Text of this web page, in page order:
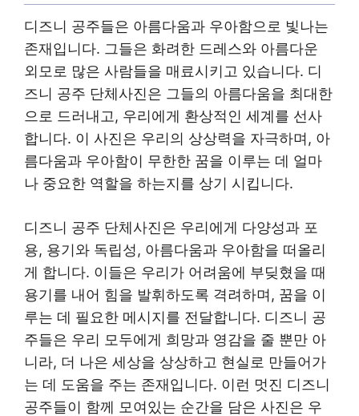
디즈니 공주들은 아름다움과 우아함으로 빛나는
존재입니다. 그들은 화려한 드레스와 아름다운
외모로 많은 사람들을 매료시키고 있습니다. 디
즈니 공주 단체사진은 그들의 아름다움을 최대한
으로 드러내고, 우리에게 환상적인 세계를 선사
합니다. 이 사진은 우리의 상상력을 자극하며, 아
름다움과 우아함이 무한한 꿈을 이루는 데 얼마
나 중요한 역할을 하는지를 상기 시킵니다.
디즈니 공주 단체사진은 우리에게 다양성과 포
용, 용기와 독립성, 아름다움과 우아함을 떠올리
게 합니다. 이들은 우리가 어려움에 부딪혔을 때
용기를 내어 힘을 발휘하도록 격려하며, 꿈을 이
루는 데 필요한 메시지를 전달합니다. 디즈니 공
주들은 우리 모두에게 희망과 영감을 줄 뿐만 아
니라, 더 나은 세상을 상상하고 현실로 만들어가
는 데 도움을 주는 존재입니다. 이런 멋진 디즈니
공주들이 함께 모여있는 순간을 담은 사진은 우